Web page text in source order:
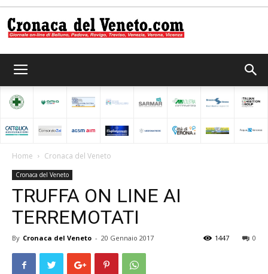
del
Home Cronaca del Veneto
Cronaca del Veneto
TRUFFA ON LINE AI
TERREMOTATI
By Cronaca del Veneto - 20 Gennaio 2017 0
1447